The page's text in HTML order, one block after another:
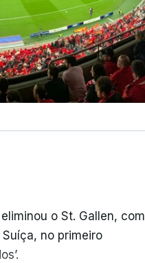
o St. Gallen, com
no primeiro